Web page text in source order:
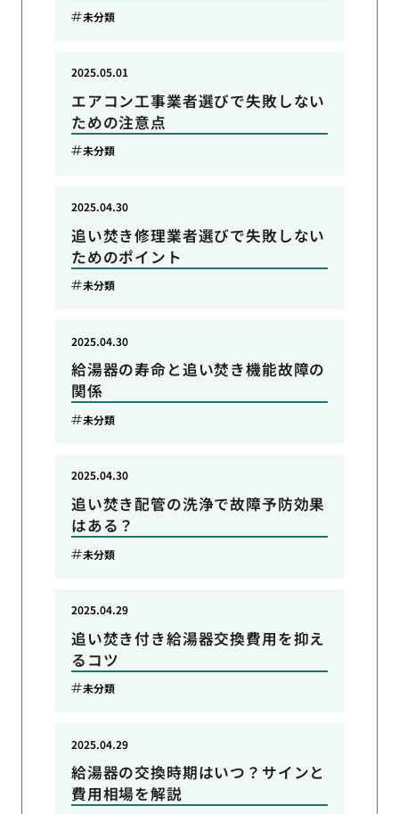
未分類
エアコン工事業者選びで失敗しない
ための注意点
2025.05.01
未分類
追い焚き修理業者選びで失敗しない
ためのポイント
2025.04.30
未分類
給湯器の寿命と追い焚き機能故障の
関係
2025.04.30
未分類
追い焚き配管の洗浄で故障予防効果
はある？
2025.04.30
未分類
追い焚き付き給湯器交換費用を抑え
るコツ
2025.04.29
未分類
給湯器の交換時期はいつ？サインと
費用相場を解説
2025.04.29